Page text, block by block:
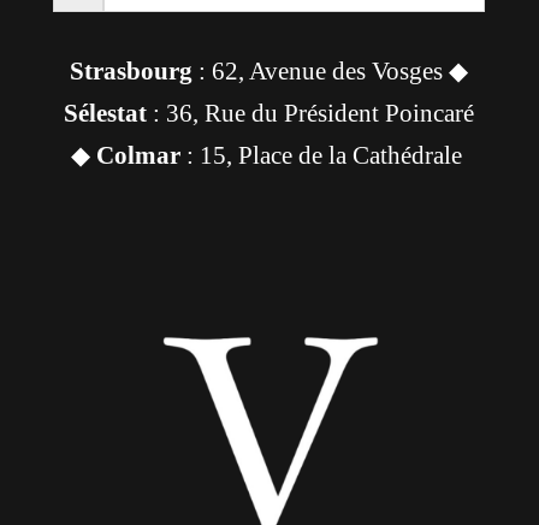
Strasbourg : 62, Avenue des Vosges ◆
Sélestat : 36, Rue du Président Poincaré
◆ Colmar: 15, Place de la Cathédrale